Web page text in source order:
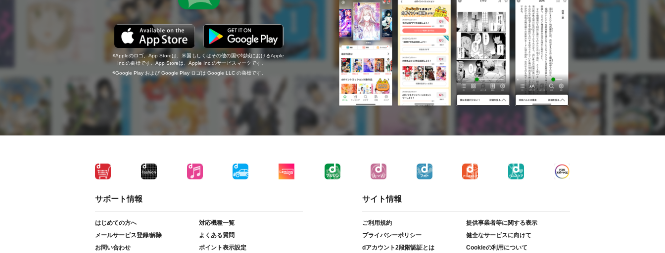
Appleのロゴ、App Storeは、米国もしくはその他の国や地域におけるApple
Inc.の商標です。App Storeは、Apple Inc.のサービスマークです。
Google Play および Google Play ロゴは Google LLC の商標です。
サポート情報
はじめての方へ
対応機種一覧
メールサービス登録/解除
よくある質問
お問い合わせ
ポイント表示設定
サイト情報
ご利用規約
提供事業者等に関する表示
プライバシーポリシー
健全なサービスに向けて
dアカウント2段階認証とは
Cookieの利用について